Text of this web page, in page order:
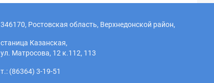
346170, Ростовская область, Верхнедонской район,
станица Казанская,
ул. Матросова, 12 к.112, 113
т.: (86364) 3-19-51